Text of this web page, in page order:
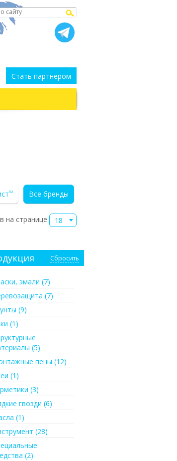
Стать партнером
TM Все бренды
на странице 18
Сбросить
эмали (7)
(7)
(9)
(1 )
(5)
пены (12)
(1 )
(3)
гвозди (6)
(1 )
(28)
(2)